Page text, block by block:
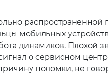
распространенной
мобильных
динамиков. Плохой
о сервисном
поломки, не